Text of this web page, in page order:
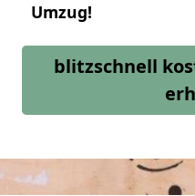
Umzug!
blitzschnell